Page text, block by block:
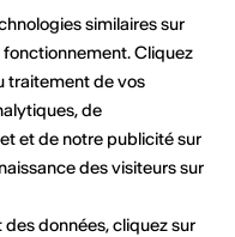
culturels,
responsables
toute
Enfants
similaires sur
Cliquez
traitement de vos
de
et de notre publicité sur
des visiteurs sur
données, cliquez sur